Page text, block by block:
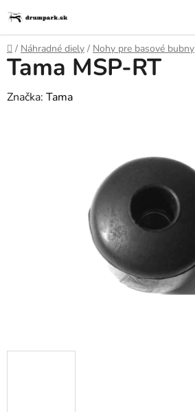
na
obsah
Domov
/ Náhradné diely / Nohy pre basové bubny
Tama MSP-RT
Značka: Tama